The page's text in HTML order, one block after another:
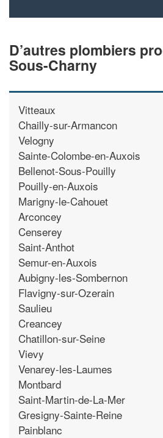
D’autres plombiers
Sous-Charny
Vitteaux
Chailly-sur-Armancon
Velogny
Sainte-Colombe-en-Auxois
Bellenot-Sous-Pouilly
Pouilly-en-Auxois
Marigny-le-Cahouet
Arconcey
Censerey
Saint-Anthot
Semur-en-Auxois
Aubigny-les-Sombernon
Flavigny-sur-Ozerain
Saulieu
Creancey
Chatillon-sur-Seine
Vievy
Venarey-les-Laumes
Montbard
Saint-Martin-de-La-Mer
Gresigny-Sainte-Reine
Painblanc